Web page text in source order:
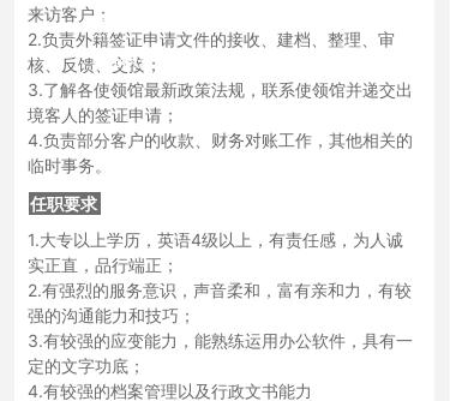
来访客户；
2.负责外籍签证申请文件的接收、建档、整理、审
核、反馈、交接；
3.了解各使领馆最新政策法规，联系使领馆并递交出
境客人的签证申请；
4.负责部分客户的收款、财务对账工作，其他相关的
临时事务。
1.大专以上学历，英语4级以上，有责任感，为人诚
实正直，品行端正；
2.有强烈的服务意识，声音柔和，富有亲和力，有较
强的沟通能力和技巧；
3.有较强的应变能力，能熟练运用办公软件，具有一
定的文字功底；
4.有较强的档案管理以及行政文书能力
岗位职责
任职要求
任职要求